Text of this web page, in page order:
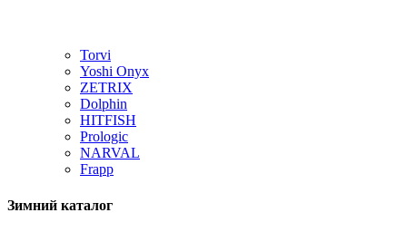
Torvi
Yoshi Onyx
ZETRIX
Dolphin
HITFISH
Prologic
NARVAL
Frapp
Зимний каталог